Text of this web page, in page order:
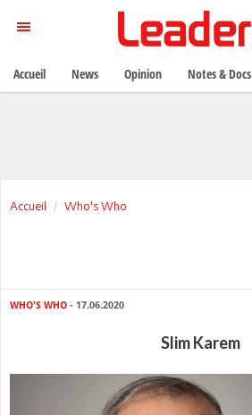
Accueil Who's Who
WHO'S WHO - 17.06.2020
Slim Karem
Accueil News Opinion Notes & Docs